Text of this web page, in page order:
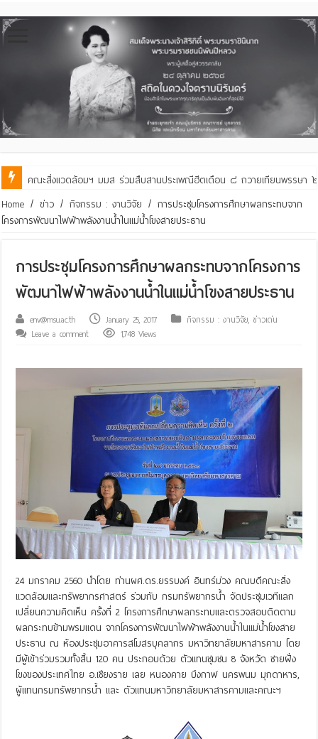
คณะสิ่งแวดล้อมฯ มมส ร่วมต้อนรับและแลกเปลี่ยนเรียนรู้กับบัณฑิตวิทยาลัย ใน
Home / ข่าว / กิจกรรม : งานวิจัย / การประชุมโครงการศึกษาผลกระทบจาก
โครงการพัฒนาไฟฟ้าพลังงานน้ำในแม่น้ำโขงสายประธาน
การประชุมโครงการศึกษาผลกระทบจากโครงการ
พัฒนาไฟฟ้าพลังงานน้ำในแม่น้ำโขงสายประธาน
env@msu.ac.th January 25, 2017 กิจกรรม : งานวิจัย,ข่าวเด่น
Leave a comment
1,748 Views
24 มกราคม 2560 นำโดย ท่านผศ.ดร.ยรรบงค์ อินทร์ม่วง คณบดีคณะสิ่ง
แวดล้อมและทรัพยากรศาสตร์ ร่วมกับ กรมทรัพยากรน้ำ จัดประชุมเวทีแลก
เปลี่ยนความคิดเห็น ครั้งที่ 2 โครงการศึกษาผลกระทบและตรวจสอบติดตาม
ผลกระทบข้ามพรมแดน จากโครงการพัฒนาไฟฟ้าพลังงานน้ำในแม่น้ำโขงสาย
ประธาน ณ ห้องประชุมอาคารสโมสรบุคลากร มหาวิทยาลัยมหาสารคาม โดย
มีผู้เข้าร่วมรวมทั้งสิ้น 120 คน ประกอบด้วย ตัวแทนชุมชน 8 จังหวัด ชายฝั่ง
โขงของประเทศไทย อ.เชียงราย เลย หนองคาย บึงกาฬ นครพนม มุกดาหาร,
ผู้แทนกรมทรัพยากรน้ำ และ ตัวแทนมหาวิทยาลัยมหาสารคามและคณะฯ